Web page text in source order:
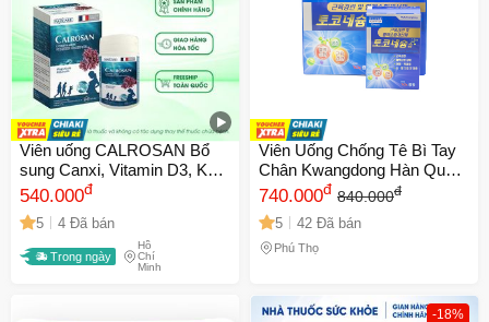
Viên uống CALROSAN Bổ
sung Canxi, Vitamin D3, K2 -
Hỗ trợ xương răng chắc
khỏe, Phát triển chiều cao,
Hộp 60 viên
540.000đ
5 4 Đã bán
Trong ngày
Hồ
Chí
Minh
Viên Uống Chống Tê Bì Tay
Chân Kwangdong Hàn Quốc
- Hỗ Trợ Tuần Hoàn - Hộp
120 Viên Chất Lượng Cao
740.000đ 840.000đ
5 42 Đã bán
Phú Thọ
-18%